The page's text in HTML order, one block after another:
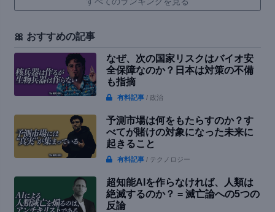
🎀 おすすめの記事
なぜ、次の国家リスクはバイオ安
全保障なのか？日本は対策の不備
も指摘
有料記事 / 政治
予測市場は何をもたらすのか？す
べてが賭けの対象になった未来に
起きること
有料記事 / テクノロジー
超知能AIを作らなければ、人類は
絶滅するのか？ = 滅亡論への5つの
反論